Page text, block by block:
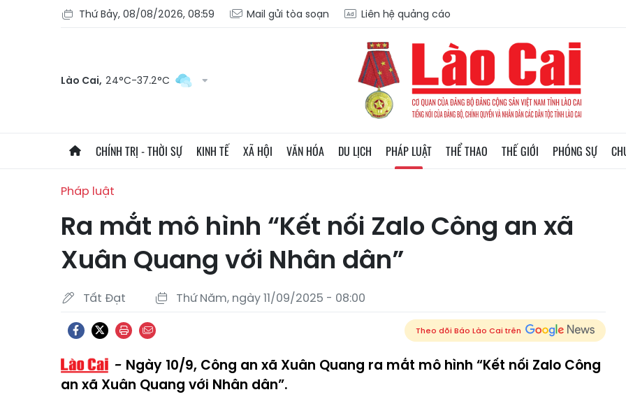
Thứ Bảy, 08/08/2026, 08:59 Mail gửi tòa soạn Liên hệ quảng cáo
Lào Cai, 24°C-37.2°C
CHÍNH TRỊ - THỜI SỰ KINH TẾ XÃ HỘI VĂN HÓA DU LỊCH PHÁP LUẬT THỂ THAO THẾ GIỚI PHÓNG SỰ
Pháp luật
Ra mắt mô hình “Kết nối Zalo Công an xã
Xuân Quang với Nhân dân”
Tất Đạt Thứ Năm, ngày 11/09/2025 - 08:00
Theo dõi Báo Lào Cai trên
Ngày 10/9, Công an xã Xuân Quang ra mắt mô hình “Kết nối Zalo Công
an xã Xuân Quang với Nhân dân”.